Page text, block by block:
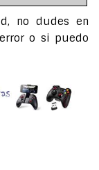
no dudes en
o si puedo